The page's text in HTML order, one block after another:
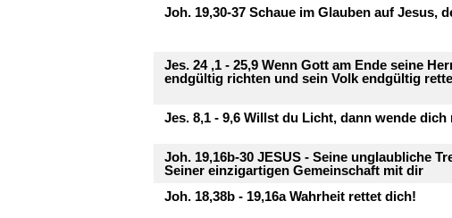
Joh. 19,30-37 Schaue im Glauben auf Jesus,
Jes. 24 ,1 - 25,9 Wenn Gott am Ende seine
endgültig richten und sein Volk endgültig
Jes. 8,1 - 9,6 Willst du Licht, dann wende
Joh. 19,16b-30 JESUS - Seine unglaubliche
Seiner einzigartigen Gemeinschaft mit dir
Joh. 18,38b - 19,16a Wahrheit rettet dich!